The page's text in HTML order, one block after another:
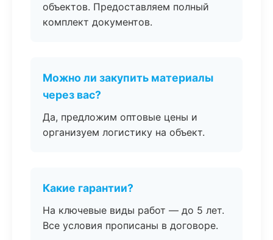
объектов. Предоставляем полный
комплект документов.
Можно ли закупить материалы
через вас?
Да, предложим оптовые цены и
организуем логистику на объект.
Какие гарантии?
На ключевые виды работ — до 5 лет.
Все условия прописаны в договоре.